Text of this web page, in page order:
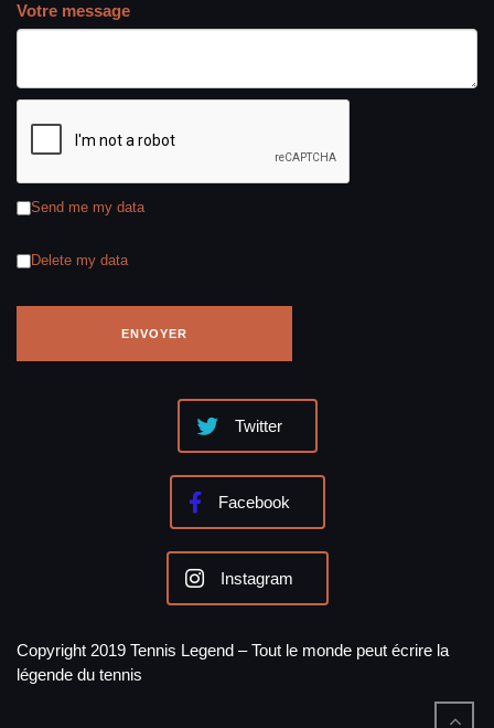
Votre message
Send me my data
Delete my data
Twitter
Facebook
Instagram
Copyright 2019 Tennis Legend – Tout le monde peut écrire la
légende du tennis